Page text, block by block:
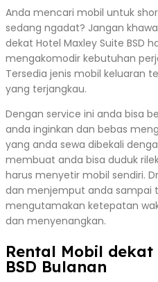
Anda mencari mobil untuk
sedang ngadat? Jangan
dekat Hotel Maxley Suite BSD
mengakomodir kebutuhan
Tersedia jenis mobil keluaran
yang terjangkau.
Dengan service ini anda bisa
anda inginkan dan bebas
yang anda sewa dibekali
membuat anda bisa duduk
harus menyetir mobil sendiri.
dan menjemput anda sampai
mengutamakan ketepatan
dan menyenangkan.
Rental Mobil
BSD Bulanan